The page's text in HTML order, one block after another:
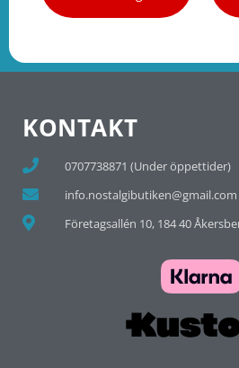
KONTAKT
0707738871 (Under öppettider)
info.nostalgibutiken@gmail.com
Företagsallén 10, 184 40